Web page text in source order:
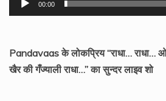
00:00
Pandavaas के लोकप्रिय “राधा… राधा… ओ
खैर की गँज्याली राधा…” का सुन्दर लाइव शो